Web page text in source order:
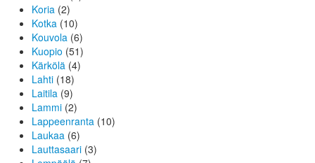
Koria (2)
Kotka (10)
Kouvola (6)
Kuopio (51)
Kärkölä (4)
Lahti (18)
Laitila (9)
Lammi (2)
Lappeenranta (10)
Laukaa (6)
Lauttasaari (3)